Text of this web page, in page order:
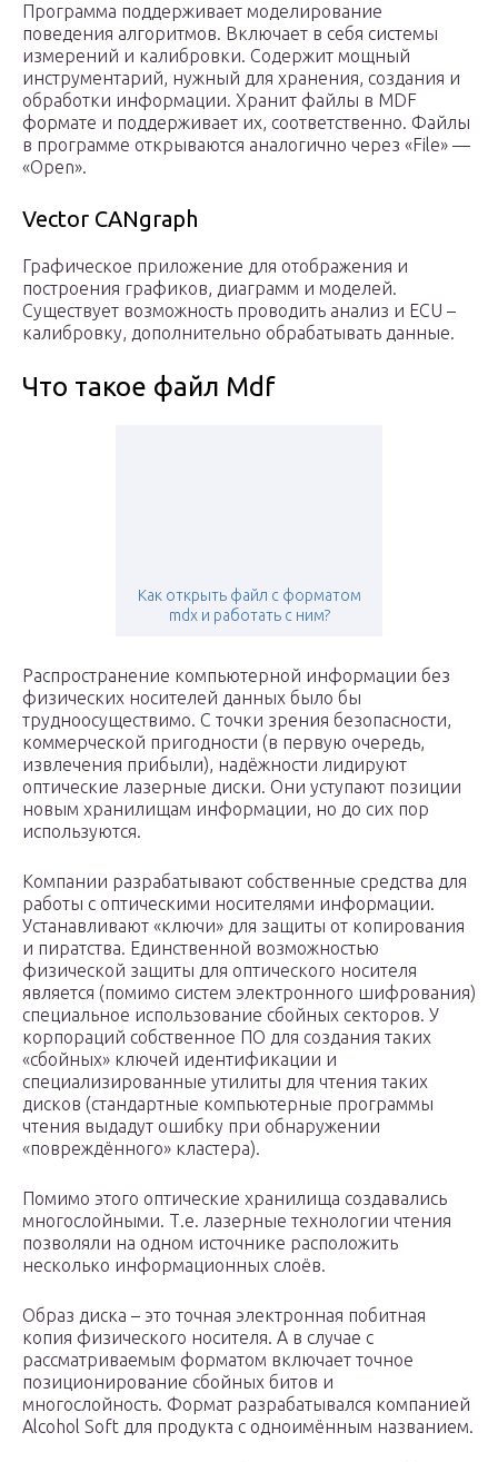
Программа поддерживает моделирование
поведения алгоритмов. Включает в себя системы
измерений и калибровки. Содержит мощный
инструментарий, нужный для хранения, создания и
обработки информации. Хранит файлы в MDF
формате и поддерживает их, соответственно. Файлы
в программе открываются аналогично через «File» —
«Open».
Vector CANgraph
Графическое приложение для отображения и
построения графиков, диаграмм и моделей.
Существует возможность проводить анализ и ECU –
калибровку, дополнительно обрабатывать данные.
Что такое файл Mdf
Как открыть файл с форматом
mdx и работать с ним?
Распространение компьютерной информации без
физических носителей данных было бы
трудноосуществимо. С точки зрения безопасности,
коммерческой пригодности (в первую очередь,
извлечения прибыли), надёжности лидируют
оптические лазерные диски. Они уступают позиции
новым хранилищам информации, но до сих пор
используются.
Компании разрабатывают собственные средства для
работы с оптическими носителями информации.
Устанавливают «ключи» для защиты от копирования
и пиратства. Единственной возможностью
физической защиты для оптического носителя
является (помимо систем электронного шифрования)
специальное использование сбойных секторов. У
корпораций собственное ПО для создания таких
«сбойных» ключей идентификации и
специализированные утилиты для чтения таких
дисков (стандартные компьютерные программы
чтения выдадут ошибку при обнаружении
«повреждённого» кластера).
Помимо этого оптические хранилища создавались
многослойными. Т.е. лазерные технологии чтения
позволяли на одном источнике расположить
несколько информационных слоёв.
Образ диска – это точная электронная побитная
копия физического носителя. А в случае с
рассматриваемым форматом включает точное
позиционирование сбойных битов и
многослойность. Формат разрабатывался компанией
Alcohol Soft для продукта с одноимённым названием.